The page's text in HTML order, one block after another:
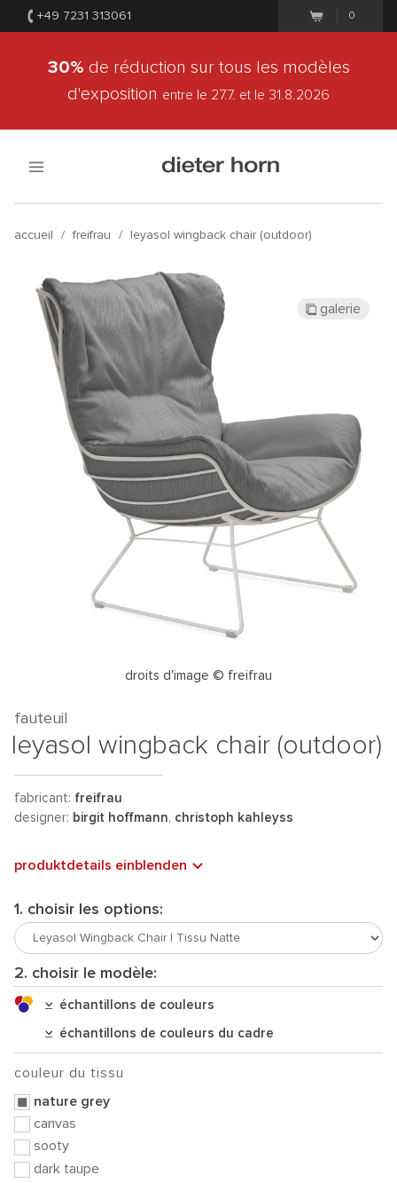
+49 7231 313061 0
30% de réduction sur tous les modèles
d'exposition entre le 27.7. et le 31.8.2026
accueil / freifrau / leyasol wingback chair (outdoor)
droits d'image © freifrau
galerie
fauteuil
leyasol wingback chair (outdoor)
fabricant: freifrau
designer: birgit hoffmann, christoph kahleyss
produktdetails einblenden
1. choisir les options:
2. choisir le modèle:
échantillons de couleurs
échantillons de couleurs du cadre
couleur du tissu
nature grey
canvas
sooty
dark taupe